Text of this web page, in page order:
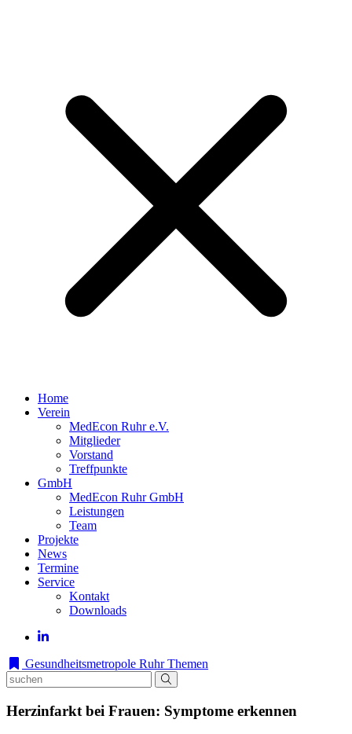
Home
Verein
MedEcon Ruhr e.V.
Mitglieder
Vorstand
Treffpunkte
GmbH
MedEcon Ruhr GmbH
Leistungen
Team
Projekte
News
Termine
Service
Kontakt
Downloads
Gesundheitsmetropole Ruhr Themen
Herzinfarkt bei Frauen: Symptome erkennen